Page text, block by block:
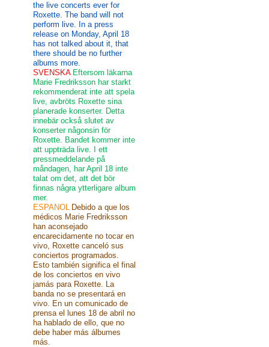
the live concerts ever for
Roxette. The band will not
perform live. In a press
release on Monday, April 18
has not talked about it, that
there should be no further
albums more.
SVENSKA Eftersom läkarna
Marie Fredriksson har starkt
rekommenderat inte att spela
live, avbröts Roxette sina
planerade konserter. Detta
innebär också slutet av
konserter någonsin för
Roxette. Bandet kommer inte
att uppträda live. I ett
pressmeddelande på
måndagen, har April 18 inte
talat om det, att det bör
finnas några ytterligare album
mer.
ESPANOL Debido a que los
médicos Marie Fredriksson
han aconsejado
encarecidamente no tocar en
vivo, Roxette canceló sus
conciertos programados.
Esto también significa el final
de los conciertos en vivo
jamás para Roxette. La
banda no se presentará en
vivo. En un comunicado de
prensa el lunes 18 de abril no
ha hablado de ello, que no
debe haber más álbumes
más.